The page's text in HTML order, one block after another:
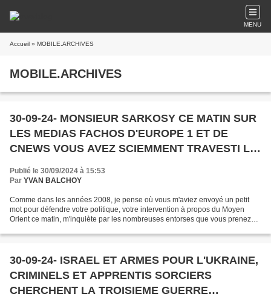
MENU
Accueil » MOBILE.ARCHIVES
MOBILE.ARCHIVES
30-09-24- MONSIEUR SARKOSY CE MATIN SUR
LES MEDIAS FACHOS D'EUROPE 1 ET DE
CNEWS VOUS AVEZ SCIEMMENT TRAVESTI LA
VERITE DU MOYEN ORIENT.
Publié le 30/09/2024 à 15:53
Par YVAN BALCHOY
Comme dans les années 2008, je pense où vous m'aviez envoyé un petit
mot pour défendre votre politique, votre intervention à propos du Moyen
Orient ce matin, m'inquiète par les nombreuses entorses que vous prenez
30-09-24- ISRAEL ET ARMES POUR L'UKRAINE,
CRIMINELS ET APPRENTIS SORCIERS
CHERCHENT LA TROISIEME GUERRE